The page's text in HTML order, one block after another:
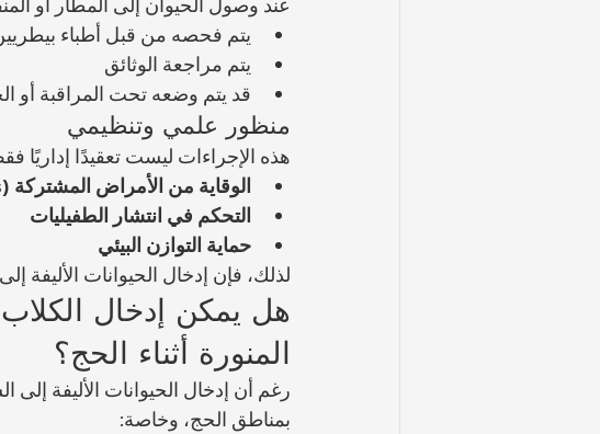
عند وصول الحيوان إلى المطار أو
يتم فحصه من قبل أطباء
يتم مراجعة الوثائق
قد يتم وضعه تحت المراقبة أو
منظور علمي وتنظيمي
هذه الإجراءات ليست تعقيدًا
الوقاية من الأمراض المشتركة (Zoonotic diseases)
التحكم في انتشار الطفيليات
حماية التوازن البيئي
لذلك، فإن إدخال الحيوانات الأليفة
هل يمكن إدخال
المنورة أثناء الحج؟
رغم أن إدخال الحيوانات الأليفة
بمناطق الحج، وخاصة: